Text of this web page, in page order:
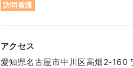
訪問看護
アクセス
愛知県名古屋市中川区高畑2-160